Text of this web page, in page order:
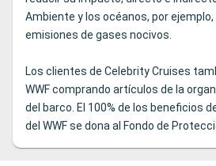
Ambiente y los océanos, por
emisiones de gases nocivos.
Los clientes de Celebrity Cruises
WWF comprando artículos de la
del barco. El 100% de los beneficios
del WWF se dona al Fondo de